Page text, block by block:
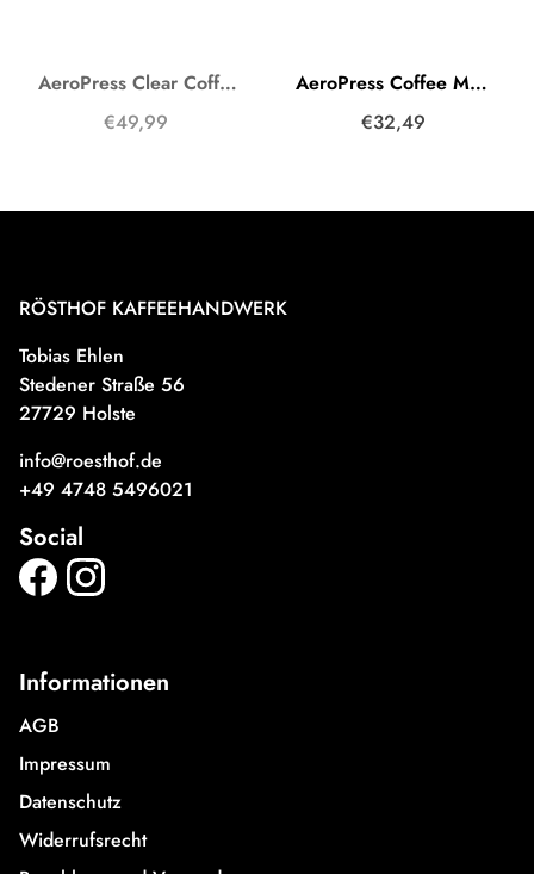
AeroPress Clear Coffee Maker
€49,99
AeroPress Coffee Maker Original inkl. Papierfilter
€32,49
RÖSTHOF KAFFEEHANDWERK
Tobias Ehlen
Stedener Straße 56
27729 Holste
info@roesthof.de
+49 4748 5496021
Social
Informationen
AGB
Impressum
Datenschutz
Widerrufsrecht